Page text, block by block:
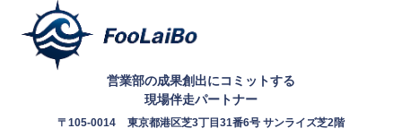
営業部の成果創出にコミットする
現場伴走パートナー
〒105-0014 東京都港区芝3丁目31番6号 サンライズ芝2階